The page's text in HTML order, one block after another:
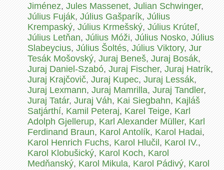
Jiménez,Jules Massenet,Julian Schwinger,
Július Fuják,Július Gašparík,Július
Krempaský,Július Krmešský,Július Krúteľ,
Július Letňan,Július Móži,Július Nosko,Július
Slabeycius,Július Šoltés,Július Viktory,Jur
Tesák Mošovský,Juraj Beneš,Juraj Bosák,
Juraj Daniel-Szabó,Juraj Fischer,Juraj Hatrík,
Juraj Krajčovič,Juraj Kupec,Juraj Lessák,
Juraj Lexmann,Juraj Mamrilla,Juraj Tandler,
Juraj Tatár,Juraj Váh,Kai Siegbahn,Kajláš
Satjárthí,Kamil Peteraj,Karel Teige,Karl
Adolph Gjellerup,Karl Alexander Müller,Karl
Ferdinand Braun,Karol Antolík,Karol Hadai,
Karol Henrich Fuchs,Karol Hlučil,Karol IV.,
Karol Klobušický,Karol Koch,Karol
Medňanský,Karol Mikula,Karol Pádivý,Karol